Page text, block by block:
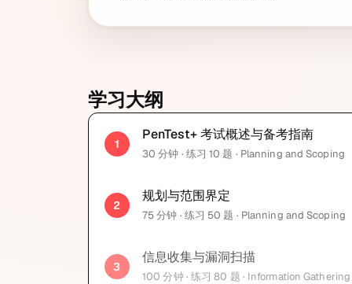
学习大纲
1
PenTest+ 考试概述与备考指南
30 分钟 · 练习 10 题 · Planning and Scoping
2
规划与范围界定
75分钟 · 练习 50 题 · Planning and Scoping
3
信息收集与漏洞扫描
100 分钟 · 练习 80 题 · Information